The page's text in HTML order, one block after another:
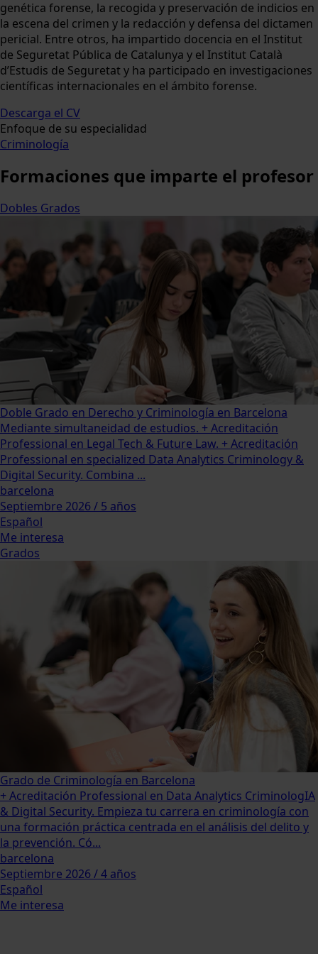
genética forense, la recogida y preservación de indicios en
la escena del crimen y la redacción y defensa del dictamen
pericial. Entre otros, ha impartido docencia en el Institut
de Seguretat Pública de Catalunya y el Institut Català
d’Estudis de Seguretat y ha participado en investigaciones
científicas internacionales en el ámbito forense.
Descarga el CV
Enfoque de su especialidad
Criminología
Formaciones que imparte el profesor
Dobles Grados
Doble Grado en Derecho y Criminología en Barcelona
Mediante simultaneidad de estudios. + Acreditación
Professional en Legal Tech & Future Law. + Acreditación
Professional en specialized Data Analytics Criminology &
Digital Security. Combina ...
barcelona
Septiembre 2026 / 5 años
Español
Me interesa
Grados
Grado de Criminología en Barcelona
+ Acreditación Professional en Data Analytics CriminologIA
& Digital Security. Empieza tu carrera en criminología con
una formación práctica centrada en el análisis del delito y
la prevención. Có...
barcelona
Septiembre 2026 / 4 años
Español
Me interesa